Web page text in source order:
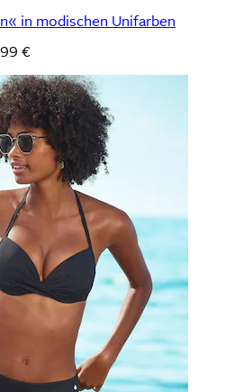
in modischen Unifarben
€